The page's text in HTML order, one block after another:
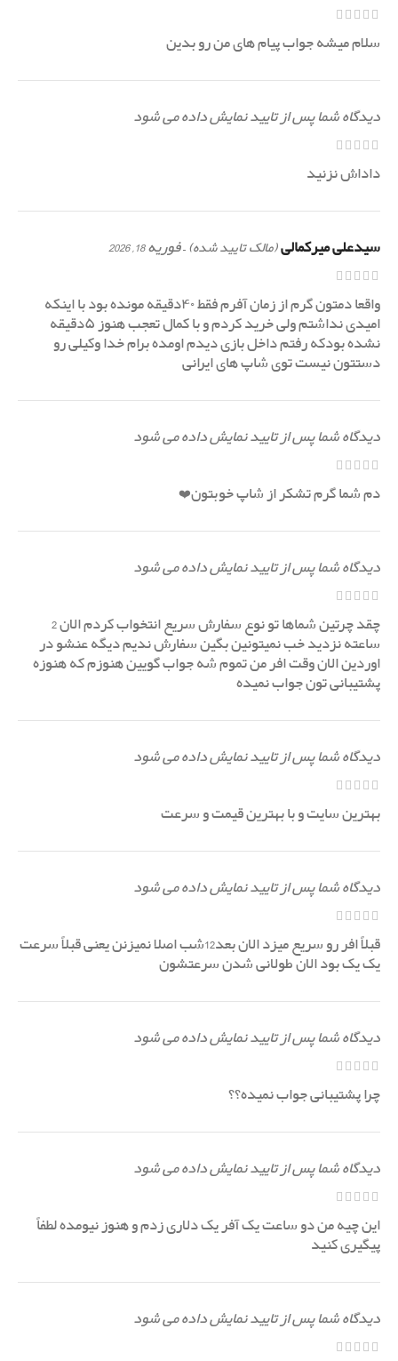
سلام میشه جواب پیام های من رو بدین
دیدگاه شما پس از تایید نمایش داده می شود
داداش نزنید
سیدعلی میرکمالی(مالک تایید شده)–فوریه 18, 2026
واقعا دمتون گرم از زمان آفرم فقط ۴۰دقیقه مونده بود با اینکه
امیدی نداشتم ولی خرید کردم و با کمال تعجب هنوز ۵دقیقه
نشده بودکه رفتم داخل بازی دیدم اومده برام خدا وکیلی رو
دستتون نیست توی شاپ های ایرانی
دیدگاه شما پس از تایید نمایش داده می شود
دم شما گرم تشکر از شاپ خوبتون❤️
دیدگاه شما پس از تایید نمایش داده می شود
چقد چرتین شماها تو نوع سفارش سریع انتخواب کردم الان 2
ساعته نزدید خب نمیتونین بگین سفارش ندیم دیگه عنشو در
اوردین الان وقت افر من تموم شه جواب گویین هنوزم که هنوزه
پشتیبانی تون جواب نمیده
دیدگاه شما پس از تایید نمایش داده می شود
بهترین سایت و با بهترین قیمت و سرعت
دیدگاه شما پس از تایید نمایش داده می شود
قبلاً افر رو سریع میزد الان بعد12شب اصلا نمیزنن یعنی قبلاً سرعت
یک یک بود الان طولانی شدن سرعتشون
دیدگاه شما پس از تایید نمایش داده می شود
چرا پشتیبانی جواب نمیده؟؟
دیدگاه شما پس از تایید نمایش داده می شود
این چیه من دو ساعت یک آفر یک دلاری زدم و هنوز نیومده لطفاً
پیگیری کنید
دیدگاه شما پس از تایید نمایش داده می شود